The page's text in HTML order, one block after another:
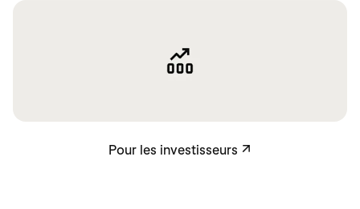
Pour les investisseurs ↗